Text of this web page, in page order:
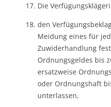
Die
den
Meidung eines für
Zuwiderhandlung
Ordnungsgeldes bis
ersatzweise
oder Ordnungshaft
unterlassen,